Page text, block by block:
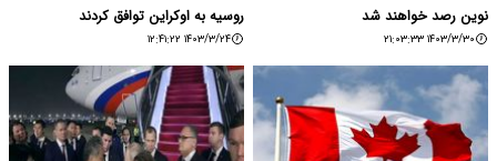
نوین رصد خواهند شد
۱۴۰۳/۳/۳۰ ۲۱:۰۳:۳۳
روسیه به اوکراین توافق کردند
۱۴۰۳/۳/۲۴ ۱۲:۴۱:۲۲